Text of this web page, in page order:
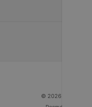
© 2026 ООО